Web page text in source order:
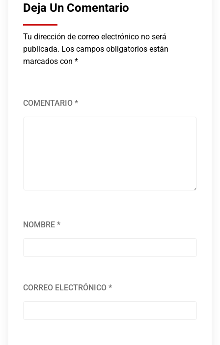
Deja Un Comentario
Tu dirección de correo electrónico no será
publicada. Los campos obligatorios están
marcados con*
COMENTARIO*
NOMBRE*
CORREO ELECTRÓNICO*